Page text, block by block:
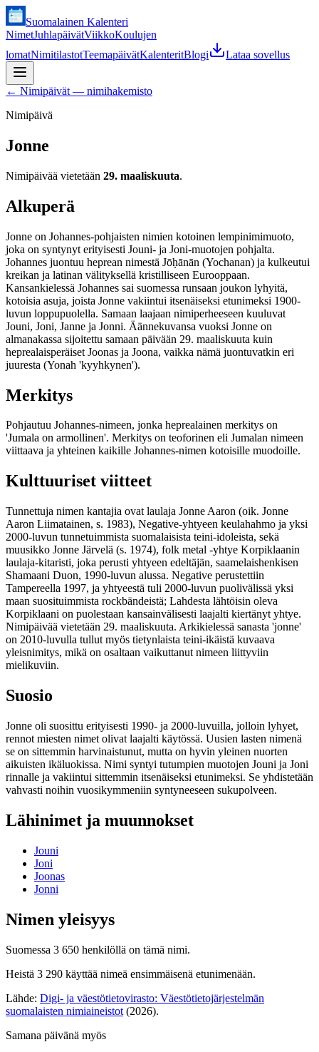
Suomalainen Kalenteri
NimetJuhlapäivätViikkoKoulujen
lomatNimitilastotTeemapäivätKalenteritBlogi Lataa sovellus
← Nimipäivät — nimihakemisto
Nimipäivä
Jonne
Nimipäivää vietetään 29. maaliskuuta.
Alkuperä
Jonne on Johannes-pohjaisten nimien kotoinen lempinimimuoto,
joka on syntynyt erityisesti Jouni- ja Joni-muotojen pohjalta.
Johannes juontuu heprean nimestä Jōḥānān (Yochanan) ja kulkeutui
kreikan ja latinan välityksellä kristilliseen Eurooppaan.
Kansankielessä Johannes sai suomessa runsaan joukon lyhyitä,
kotoisia asuja, joista Jonne vakiintui itsenäiseksi etunimeksi 1900-
luvun loppupuolella. Samaan laajaan nimiperheeseen kuuluvat
Jouni, Joni, Janne ja Jonni. Äännekuvansa vuoksi Jonne on
almanakassa sijoitettu samaan päivään 29. maaliskuuta kuin
heprealaisperäiset Joonas ja Joona, vaikka nämä juontuvatkin eri
juuresta (Yonah 'kyyhkynen').
Merkitys
Pohjautuu Johannes-nimeen, jonka heprealainen merkitys on
'Jumala on armollinen'. Merkitys on teoforinen eli Jumalan nimeen
viittaava ja yhteinen kaikille Johannes-nimen kotoisille muodoille.
Kulttuuriset viitteet
Tunnettuja nimen kantajia ovat laulaja Jonne Aaron (oik. Jonne
Aaron Liimatainen, s. 1983), Negative-yhtyeen keulahahmo ja yksi
2000-luvun tunnetuimmista suomalaisista teini-idoleista, sekä
muusikko Jonne Järvelä (s. 1974), folk metal -yhtye Korpiklaanin
laulaja-kitaristi, joka perusti yhtyeen edeltäjän, saamelaishenkisen
Shamaani Duon, 1990-luvun alussa. Negative perustettiin
Tampereella 1997, ja yhtyeestä tuli 2000-luvun puolivälissä yksi
maan suosituimmista rockbändeistä; Lahdesta lähtöisin oleva
Korpiklaani on puolestaan kansainvälisesti laajalti kiertänyt yhtye.
Nimipäivää vietetään 29. maaliskuuta. Arkikielessä sanasta 'jonne'
on 2010-luvulla tullut myös tietynlaista teini-ikäistä kuvaava
yleisnimitys, mikä on osaltaan vaikuttanut nimeen liittyviin
mielikuviin.
Suosio
Jonne oli suosittu erityisesti 1990- ja 2000-luvuilla, jolloin lyhyet,
rennot miesten nimet olivat laajalti käytössä. Uusien lasten nimenä
se on sittemmin harvinaistunut, mutta on hyvin yleinen nuorten
aikuisten ikäluokissa. Nimi syntyi tutumpien muotojen Jouni ja Joni
rinnalle ja vakiintui sittemmin itsenäiseksi etunimeksi. Se yhdistetään
vahvasti noihin vuosikymmeniin syntyneeseen sukupolveen.
Lähinimet ja muunnokset
Jouni
Joni
Joonas
Jonni
Nimen yleisyys
Suomessa 3 650 henkilöllä on tämä nimi.
Heistä 3 290 käyttää nimeä ensimmäisenä etunimenään.
Lähde: Digi- ja väestötietovirasto: Väestötietojärjestelmän
suomalaisten nimiaineistot (2026).
Samana päivänä myös